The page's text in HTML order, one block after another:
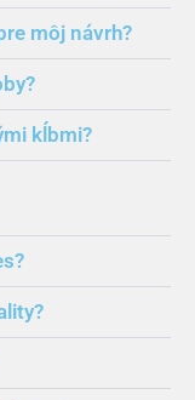
môj návrh?
kĺbmi?